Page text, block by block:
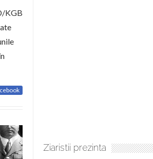
KGB
Ziaristii prezinta